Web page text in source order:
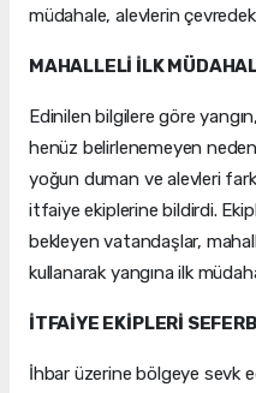
müdahale, alevlerin çevredeki
MAHALLELİ İLK
Edinilen bilgilere göre
henüz belirlenemeyen
yoğun duman ve alevleri
itfaiye ekiplerine bildirdi.
bekleyen vatandaşlar,
kullanarak yangına ilk
İTFAİYE EKİPLERİ
İhbar üzerine bölgeye sevk